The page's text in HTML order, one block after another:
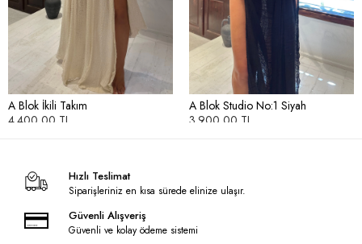
A Blok İkili Takım
4.400,00 TL
A Blok Studio No:1 Siyah
3.900,00 TL
Hızlı Teslimat
Siparişleriniz en kısa sürede elinize ulaşır.
Güvenli Alışveriş
Güvenli ve kolay ödeme sistemi